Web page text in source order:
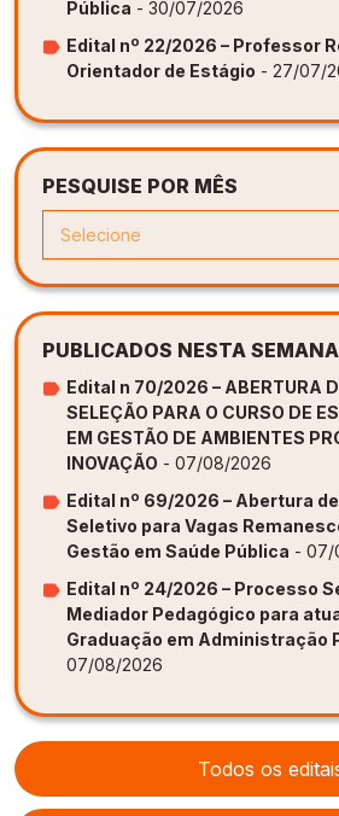
Pública - 30/07/2026
Edital nº 22/2026 – Professor
Orientador de Estágio - 27/07/
PESQUISE POR MÊS
PUBLICADOS NESTA SEMANA
Edital n 70/2026 – ABERTURA
SELEÇÃO PARA O CURSO DE
EM GESTÃO DE AMBIENTES
INOVAÇÃO - 07/08/2026
Edital nº 69/2026 – Abertura
Seletivo para Vagas
Gestão em Saúde Pública - 07/
Edital nº 24/2026 – Processo
Mediador Pedagógico para
Graduação em Administração
07/08/2026
Todos os